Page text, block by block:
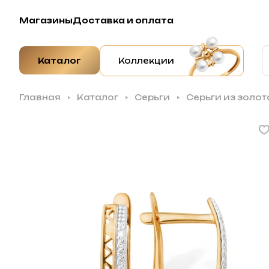
МагазиныДоставка и оплата
Каталог Коллекции
Главная Каталог Серьги Серьги из